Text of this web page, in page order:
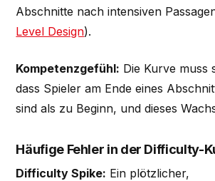
Abschnitte nach intensiven
Level Design).
Kompetenzgefühl: Die Kurve muss
dass Spieler am Ende eines
sind als zu Beginn, und dieses
Häufige Fehler in der Difficulty-
Difficulty Spike: Ein plötzlicher,